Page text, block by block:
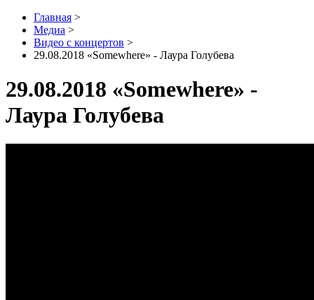
Главная >
Медиа >
Видео с концертов >
29.08.2018 «Somewhere» - Лаура Голубева
29.08.2018 «Somewhere» -
Лаура Голубева